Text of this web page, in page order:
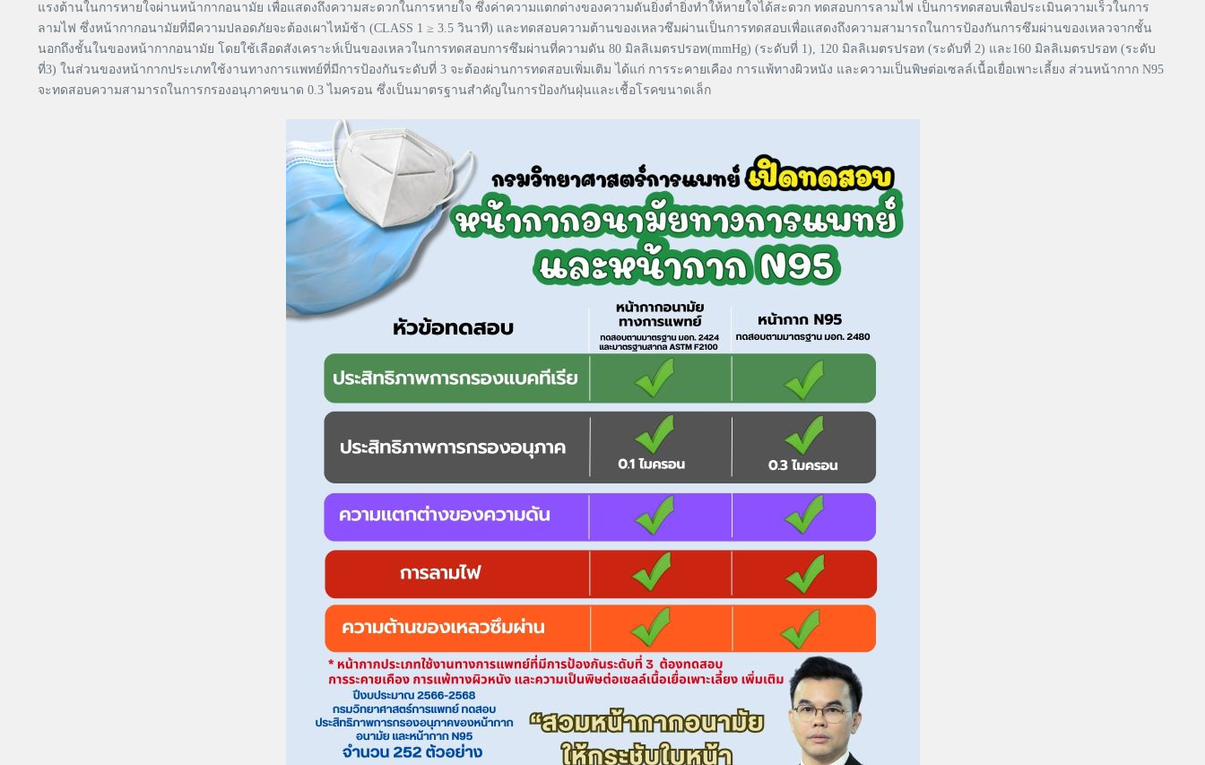
แรงต้านในการหายใจผ่านหน้ากากอนามัย เพื่อแสดงถึงความสะดวกในการหายใจ ซึ่งค่าความแตกต่างของความดันยิ่งต่ำยิ่งทำให้หายใจได้สะดวก ทดสอบการลามไฟ เป็นการทดสอบเพื่อประเมินความเร็วในการ
ลามไฟ ซึ่งหน้ากากอนามัยที่มีความปลอดภัยจะต้องเผาไหม้ช้า (CLASS 1 ≥ 3.5 วินาที) และทดสอบความต้านของเหลวซึมผ่านเป็นการทดสอบเพื่อแสดงถึงความสามารถในการป้องกันการซึมผ่านของเหลวจากชั้น
นอกถึงชั้นในของหน้ากากอนามัย โดยใช้เลือดสังเคราะห์เป็นของเหลวในการทดสอบการซึมผ่านที่ความดัน 80 มิลลิเมตรปรอท(mmHg) (ระดับที่ 1), 120 มิลลิเมตรปรอท (ระดับที่ 2) และ160 มิลลิเมตรปรอท (ระดับ
ที่3) ในส่วนของหน้ากากประเภทใช้งานทางการแพทย์ที่มีการป้องกันระดับที่ 3 จะต้องผ่านการทดสอบเพิ่มเติม ได้แก่ การระคายเคือง การแพ้ทางผิวหนัง และความเป็นพิษต่อเซลล์เนื้อเยื่อเพาะเลี้ยง ส่วนหน้ากาก N95
จะทดสอบความสามารถในการกรองอนุภาคขนาด 0.3 ไมครอน ซึ่งเป็นมาตรฐานสำคัญในการป้องกันฝุ่นและเชื้อโรคขนาดเล็ก